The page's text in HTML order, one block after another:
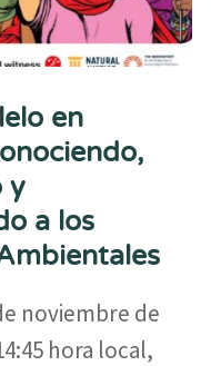
en
y
a los
noviembre de
hora local,